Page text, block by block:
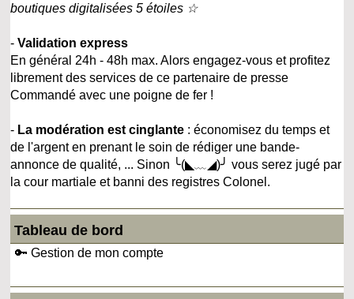
boutiques digitalisées 5 étoiles ☆
-Validation express
En général 24h - 48h max. Alors engagez-vous et profitez
librement des services de ce partenaire de presse
Commandé avec une poigne de fer !
- La modération est cinglante : économisez du temps et
de l'argent en prenant le soin de rédiger une bande-
annonce de qualité, ... Sinon ╰(◣﹏◢)╯ vous serez jugé par
la cour martiale et banni des registres Colonel.
Tableau de bord
🔑 Gestion de mon compte